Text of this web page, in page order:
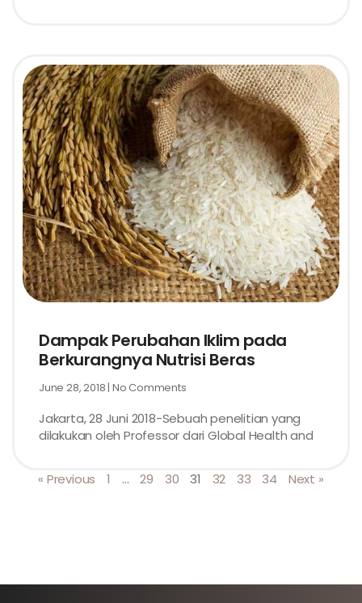
Dampak Perubahan Iklim pada
Berkurangnya Nutrisi Beras
June 28, 2018 No Comments
Jakarta, 28 Juni 2018-Sebuah penelitian yang
dilakukan oleh Professor dari Global Health and
« Previous 1 … 29 30 31 32 33 34 Next »